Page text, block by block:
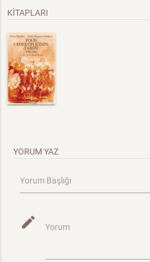
KİTAPLARI
YORUM YAZ
Yorum Başlığı
mode_edit Yorum